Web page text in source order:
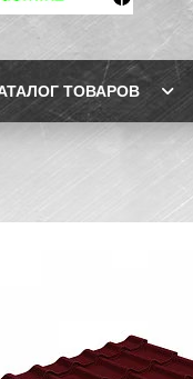
ТОВАРОВ